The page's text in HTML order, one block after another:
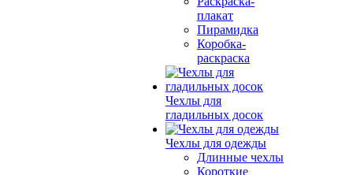
плакат
Пирамидка
Коробка-
раскраска
Чехлы для
гладильных досок
Чехлы для одежды
Длинные чехлы
Короткие